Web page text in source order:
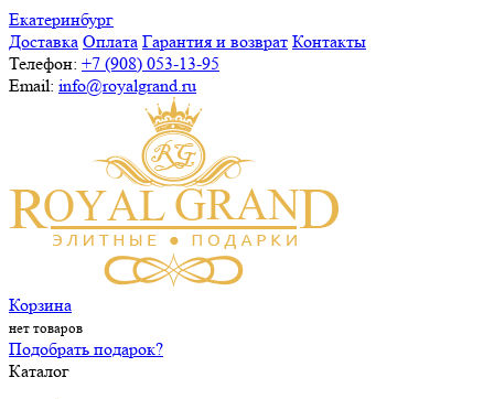
Екатеринбург
Доставка Оплата Гарантия и возврат Контакты
Телефон: +7 (908) 053-13-95
Email: info@royalgrand.ru
Корзина
нет товаров
Подобрать подарок?
Каталог